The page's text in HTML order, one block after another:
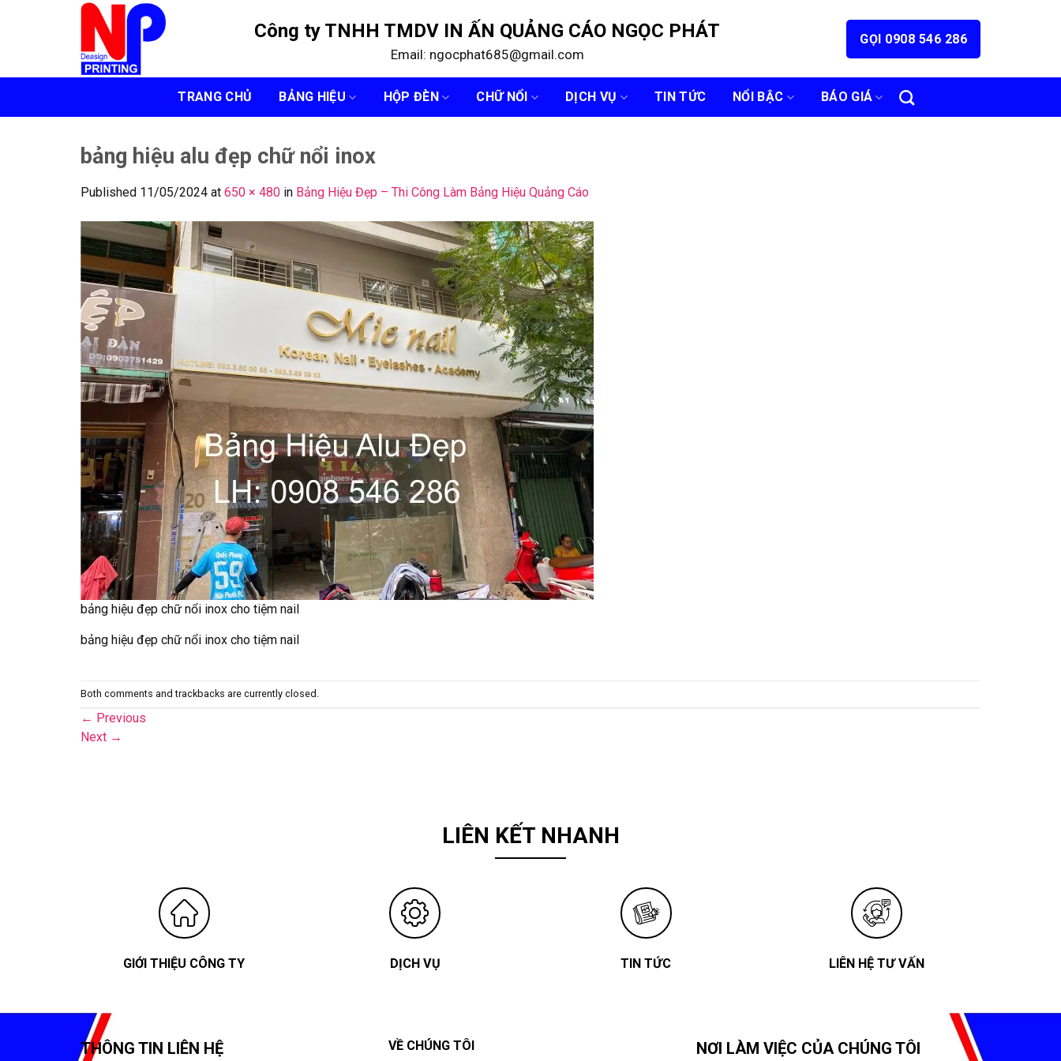
Công ty TNHH TMDV IN ẤN QUẢNG CÁO NGỌC PHÁT
Email: ngocphat685@gmail.com
GỌI 0908 546 286
TRANG CHỦ BẢNG HIỆU HỘP ĐÈN CHỮ NỔI DỊCH VỤ TIN TỨC NỔI BẬC BÁO GIÁ
bảng hiệu alu đẹp chữ nổi inox
Published 11/05/2024 at 650 × 480 in Bảng Hiệu Đẹp – Thi Công Làm Bảng Hiệu Quảng Cáo
bảng hiệu đẹp chữ nổi inox cho tiệm nail
bảng hiệu đẹp chữ nổi inox cho tiệm nail
Both comments and trackbacks are currently closed.
← Previous
Next →
LIÊN KẾT NHANH
GIỚI THIỆU CÔNG TY DỊCH VỤ TIN TỨC LIÊN HỆ TƯ VẤN
THÔNG TIN LIÊN HỆ VỀ CHÚNG TÔI NƠI LÀM VIỆC CỦA CHÚNG TÔI